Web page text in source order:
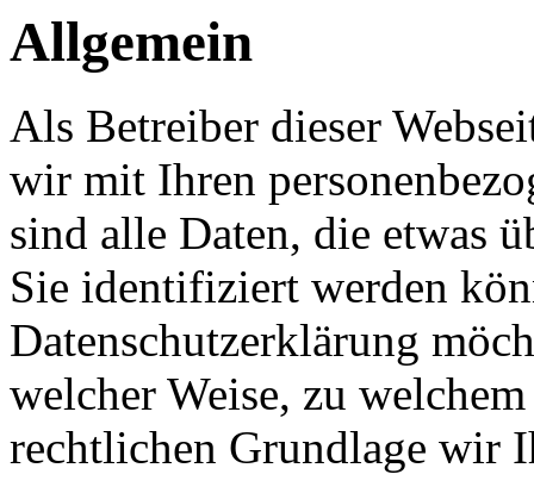
Allgemein
Als Betreiber dieser
wir mit Ihren
sind alle Daten, die etwas
Sie identifiziert werden
Datenschutzerklärung
welcher Weise, zu
rechtlichen Grundlage wir